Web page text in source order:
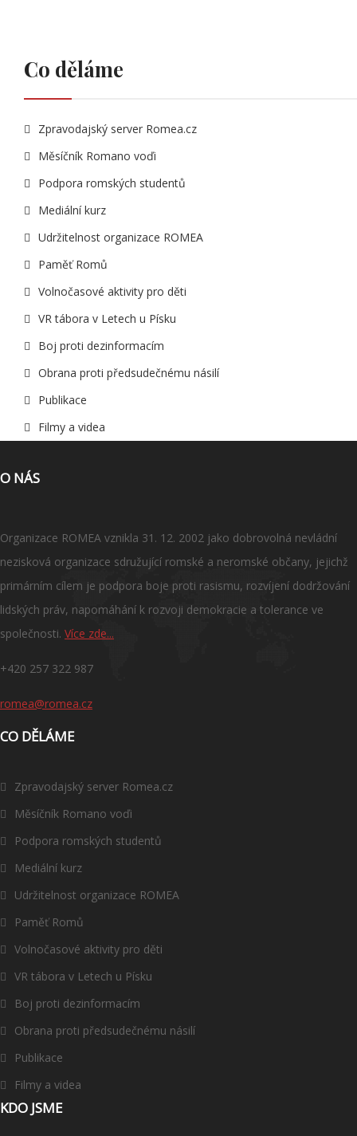
Co děláme
Zpravodajský server Romea.cz
Měsíčník Romano voďi
Podpora romských studentů
Mediální kurz
Udržitelnost organizace ROMEA
Paměť Romů
Volnočasové aktivity pro děti
VR tábora v Letech u Písku
Boj proti dezinformacím
Obrana proti předsudečnému násilí
Publikace
Filmy a videa
O NÁS
Organizace ROMEA vznikla 31. 12. 2002 jako dobrovolná nevládní
nezisková organizace sdružující romské a neromské občany, jejichž
primárním cílem je podpora boje proti rasismu, rozvíjení dodržování
lidských práv, napomáhání k rozvoji demokracie a tolerance ve
společnosti. Více zde...
+420 257 322 987
romea@romea.cz
CO DĚLÁME
Zpravodajský server Romea.cz
Měsíčník Romano voďi
Podpora romských studentů
Mediální kurz
Udržitelnost organizace ROMEA
Paměť Romů
Volnočasové aktivity pro děti
VR tábora v Letech u Písku
Boj proti dezinformacím
Obrana proti předsudečnému násilí
Publikace
Filmy a videa
KDO JSME